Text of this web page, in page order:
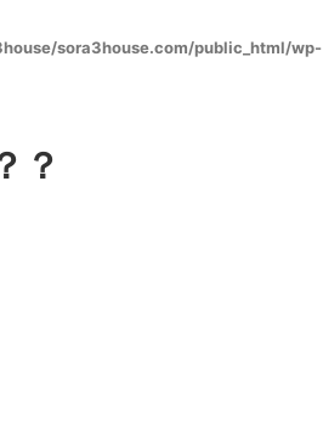
sora3house.com/public_html/wp-
？